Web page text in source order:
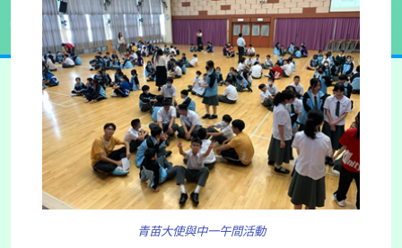
青苗大使與中一午間活動